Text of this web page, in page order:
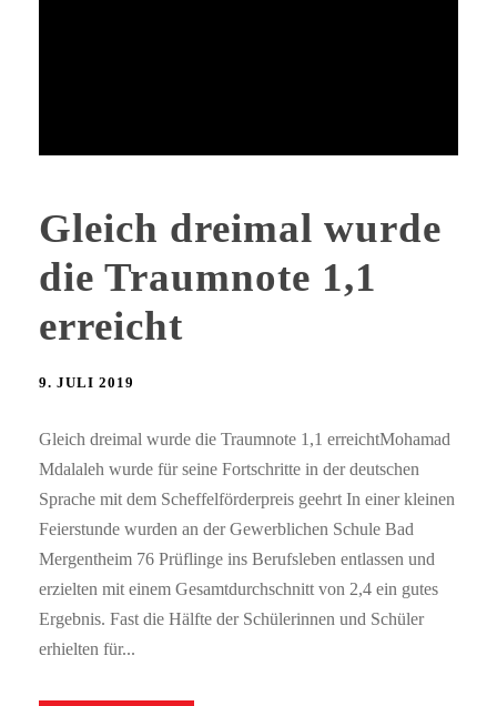
Gleich dreimal wurde
die Traumnote 1,1
erreicht
9. JULI 2019
Gleich dreimal wurde die Traumnote 1,1 erreichtMohamad
Mdalaleh wurde für seine Fortschritte in der deutschen
Sprache mit dem Scheffelförderpreis geehrt In einer kleinen
Feierstunde wurden an der Gewerblichen Schule Bad
Mergentheim 76 Prüflinge ins Berufsleben entlassen und
erzielten mit einem Gesamtdurchschnitt von 2,4 ein gutes
Ergebnis. Fast die Hälfte der Schülerinnen und Schüler
erhielten für...